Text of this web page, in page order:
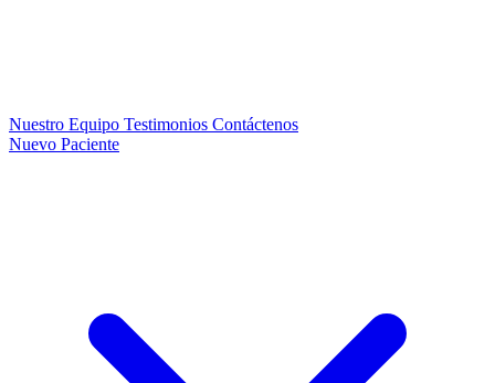
Nuestro Equipo Testimonios Contáctenos
Nuevo Paciente